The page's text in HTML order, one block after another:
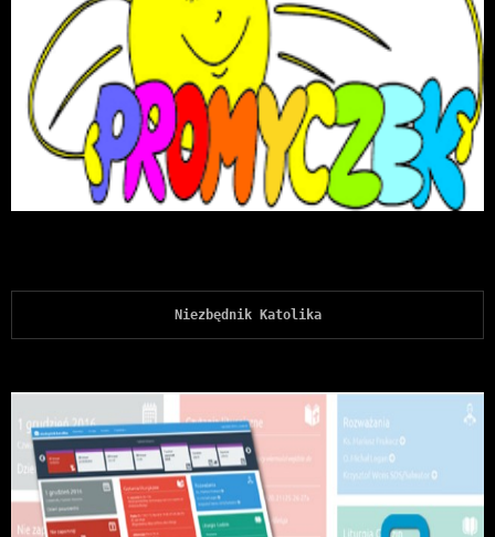
Niezbędnik Katolika